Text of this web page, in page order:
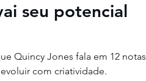
seu potencial
Quincy Jones fala em 12 notas
sobre como viver e evoluir com criatividade.